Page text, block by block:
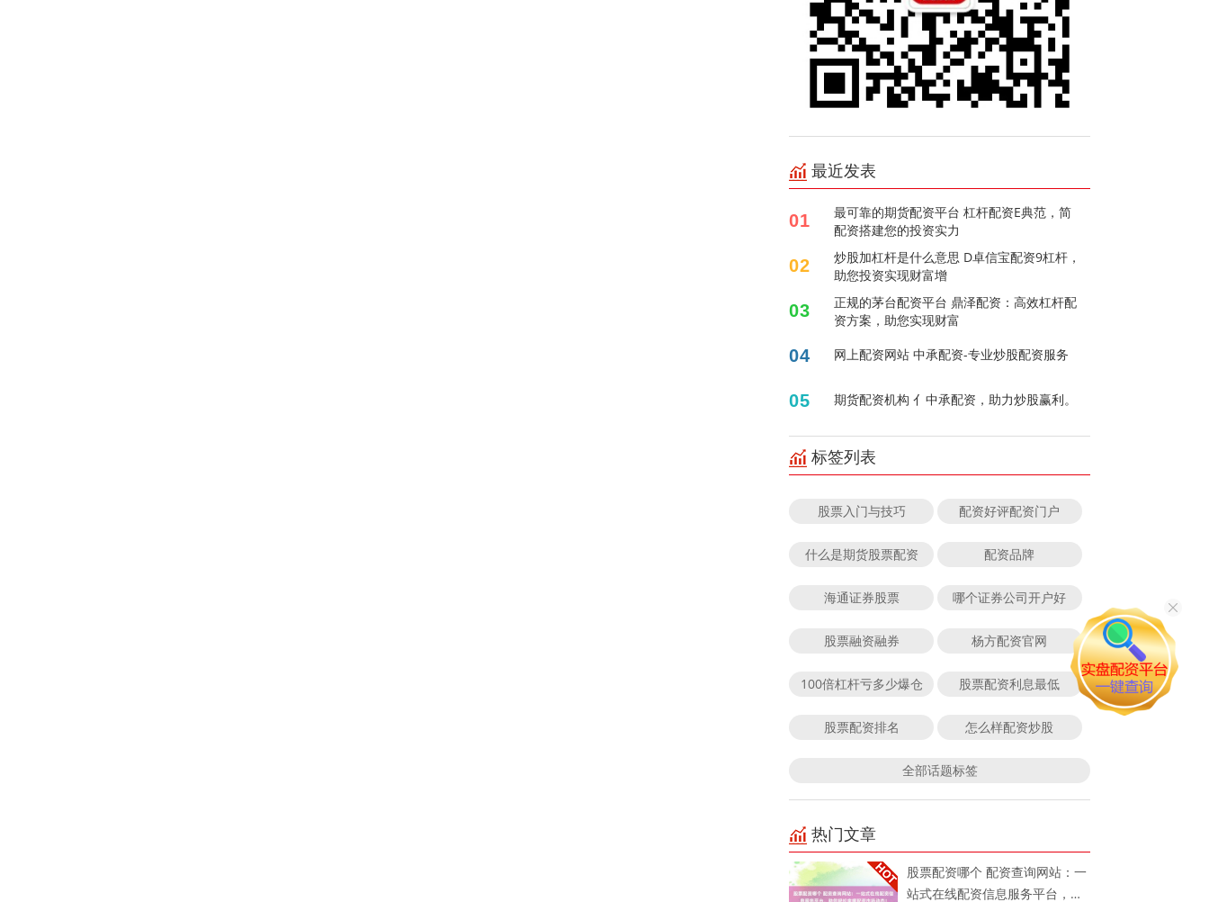
最近发表
01
最可靠的期货配资平台 杠杆配资E典范，简
配资搭建您的投资实力
02
炒股加杠杆是什么意思 D卓信宝配资9杠杆，
助您投资实现财富增
03
正规的茅台配资平台 鼎泽配资：高效杠杆配
资方案，助您实现财富
04 网上配资网站 中承配资-专业炒股配资服务
05 期货配资机构 亻中承配资，助力炒股赢利。
标签列表
股票入门与技巧 配资好评配资门户
什么是期货股票配资 配资品牌
海通证券股票 哪个证券公司开户好
股票融资融券 杨方配资官网
100倍杠杆亏多少爆仓 股票配资利息最低
股票配资排名 怎么样配资炒股
全部话题标签
热门文章
股票配资哪个 配资查询网站：一
站式在线配资信息服务平台，助